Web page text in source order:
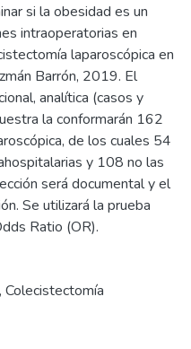
si la obesidad es un
intraoperatorias en
laparoscópica en
Barrón, 2019. El
analítica (casos y
la conformarán 162
de los cuales 54
y 108 no las
será documental y el
Se utilizará la prueba
Ratio (OR).
, Colecistectomía